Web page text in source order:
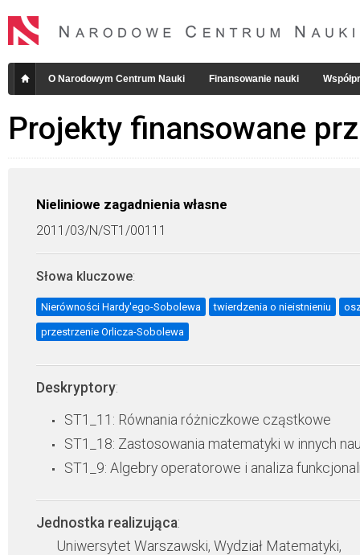
O Narodowym Centrum Nauki Finansowanie nauki
Projekty finansowane
Nieliniowe zagadnienia własne
2011/03/N/ST1/00111
Słowa kluczowe:
Nierówności Hardy'ego-Sobolewa twierdzenia o nieistnieniu
przestrzenie Orlicza-Sobolewa
Deskryptory:
ST1_11: Równania różniczkowe cząstkowe
ST1_18: Zastosowania matematyki w innych
ST1_9: Algebry operatorowe i analiza
Jednostka realizująca:
Uniwersytet Warszawski, Wydział Matematyki,